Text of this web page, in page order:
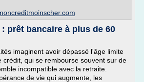
prêt bancaire à plus de 60
imaginent avoir dépassé l'âge limite
crédit, qui se rembourse souvent sur de
incompatible avec la retraite.
de vie qui augmente, les